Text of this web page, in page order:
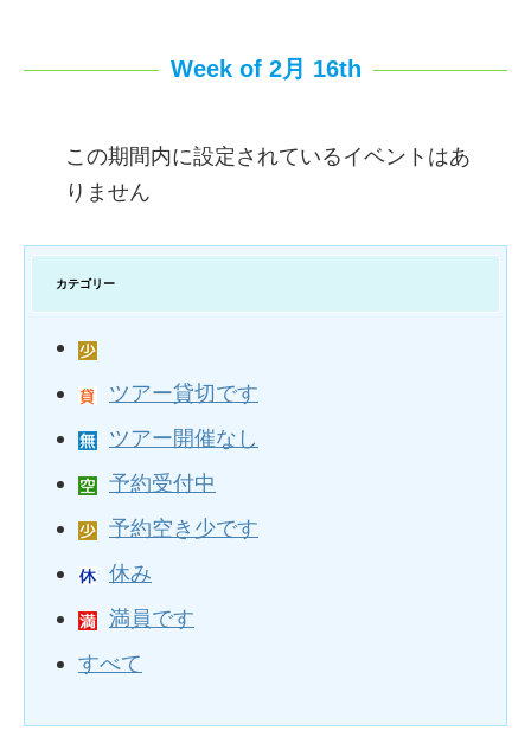
Week of 2月 16th
この期間内に設定されているイベントはあ
りません
カテゴリー
ツアー貸切です
ツアー開催なし
予約受付中
予約空き少です
休み
満員です
すべて